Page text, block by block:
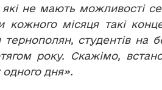
не мають можливості
місяця такі
студентів на
року. Скажімо,
одного дня».